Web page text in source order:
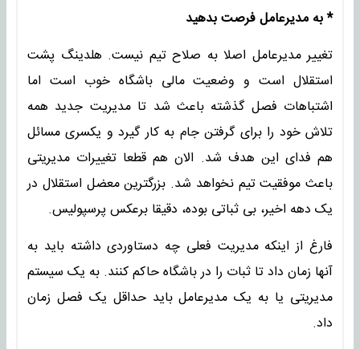
* به مدیرعامل فرصت بدهید
تغییر مدیرعامل اصلا به صلاح تیم نیست. هلدینگ پشت
استقلال است و وضعیت مالی باشگاه خوب است اما
اشتباهات فصل گذشته باعث شد تا مدیریت جدید همه
تلاش خود را برای گرفتن جام به کار گیرد و یکسری مسائل
هم فدای این هدف شد. الان هم قطعا تغییرات مدیریتی
باعث موفقیت تیم نخواهد شد. بزرگترین معضل استقلال در
یک دهه اخیر، بی ثباتی بوده، دقیقا برعکس پرسپولیس.
فارغ از اینکه مدیریت فعلی چه دستاوردی داشته باید به
آنها زمان داد تا ثبات را در باشگاه حاکم کنند. به یک سیستم
مدیریتی یا به یک مدیرعامل باید حداقل یک فصل زمان
داد.